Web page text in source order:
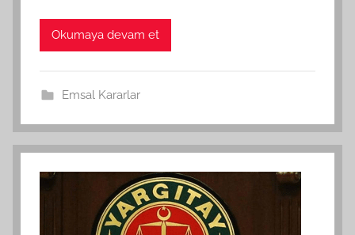
Okumaya devam et
Emsal Kararlar